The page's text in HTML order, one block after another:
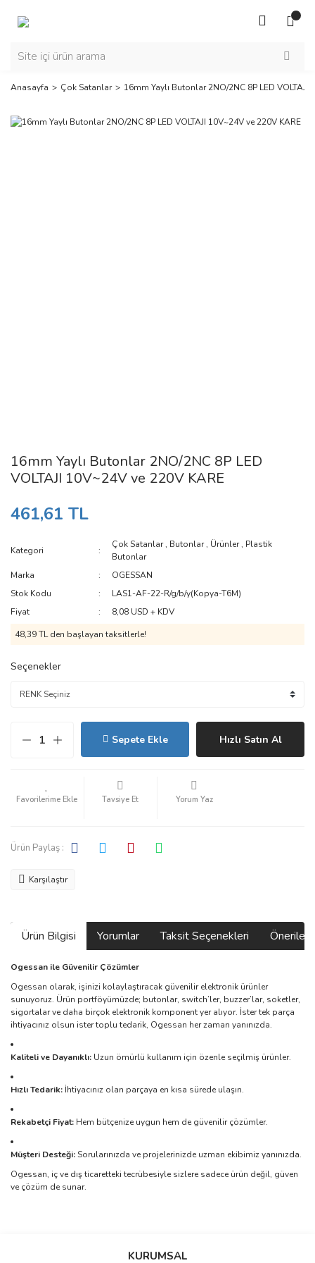
Anasayfa Çok Satanlar 16mm Yaylı Butonlar 2NO/2NC 8P LED VOLTAJI
16mm Yaylı Butonlar 2NO/2NC 8P LED
VOLTAJI 10V~24V ve 220V KARE
461,61 TL
Kategori
Çok Satanlar, Butonlar, Ürünler, Plastik
Butonlar
Marka
OGESSAN
Stok Kodu
LAS1-AF-22-R/g/b/y(Kopya-T6M)
Fiyat
8,08 USD + KDV
48,39 TL den başlayan taksitlerle!
Seçenekler
Sepete Ekle Hızlı Satın Al
Tavsiye Et Yorum Yaz
Ürün Paylaş :
Karşılaştır
Ürün Bilgisi Yorumlar Taksit Seçenekleri
Ogessan ile Güvenilir Çözümler
Ogessan olarak, işinizi kolaylaştıracak güvenilir elektronik ürünler
sunuyoruz. Ürün portföyümüzde; butonlar, switch’ler, buzzer’lar, soketler,
sigortalar ve daha birçok elektronik komponent yer alıyor. İster tek parça
ihtiyacınız olsun ister toplu tedarik, Ogessan her zaman yanınızda.
Kaliteli ve Dayanıklı: Uzun ömürlü kullanım için özenle seçilmiş ürünler.
Hızlı Tedarik: İhtiyacınız olan parçaya en kısa sürede ulaşın.
Rekabetçi Fiyat: Hem bütçenize uygun hem de güvenilir çözümler.
Müşteri Desteği:Sorularınızda ve projelerinizde uzman ekibimiz yanınızda.
Ogessan, iç ve dış ticaretteki tecrübesiyle sizlere sadece ürün değil, güven
ve çözüm de sunar.
Bu ürüne ilk yorumu siz yapın!
KURUMSAL